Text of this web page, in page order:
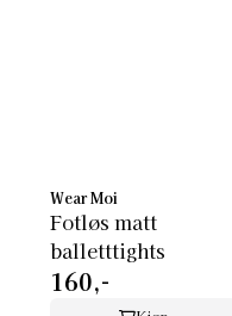
Wear Moi
Fotløs matt
balletttights
160,-